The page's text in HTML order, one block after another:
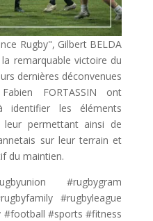
Rugby", Gilbert BELDA
remarquable victoire du
dernières déconvenues
FORTASSIN ont
identifier les éléments
permettant ainsi de
sur leur terrain et
du maintien.
#rugbygram
#rugbyleague
#football #sports #fitness